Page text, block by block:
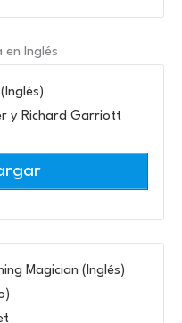
en Inglés
y Richard Garriott
Magician (Inglés)